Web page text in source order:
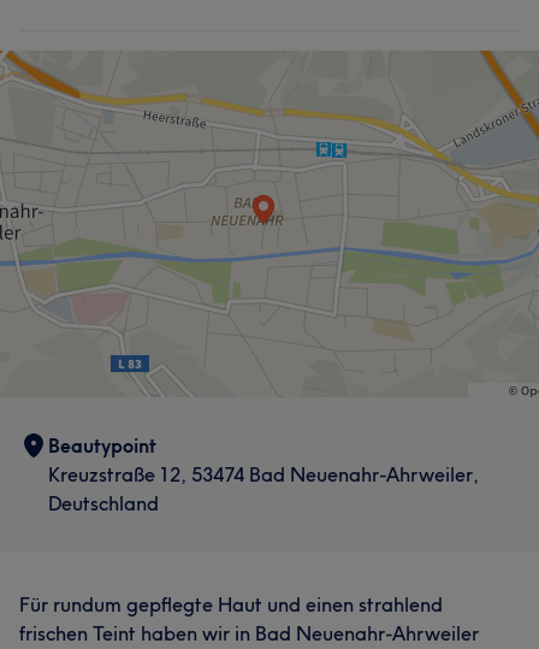
Beautypoint
Kreuzstraße 12, 53474 Bad Neuenahr-Ahrweiler,
Deutschland
Für rundum gepflegte Haut und einen strahlend
frischen Teint haben wir in Bad Neuenahr-Ahrweiler